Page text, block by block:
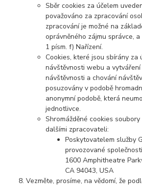
Sběr cookies za účelem
považováno za zpracování
zpracování je možné na
oprávněného zájmu správce,
1 písm. f) Nařízení.
Cookies, které jsou sbírány za
návštěvnosti webu a
návštěvnosti a chování
posuzovány v podobě
anonymní podobě, která
jednotlivce.
Shromážděné cookies
dalšími zpracovateli:
Poskytovatelem služby
provozované
1600 Amphitheatre
CA 94043, USA
Vezměte, prosíme, na vědomí, že